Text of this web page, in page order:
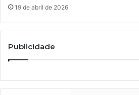
19 de abril de 2026
Publicidade